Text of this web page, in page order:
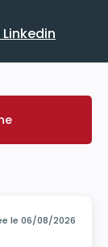
avec votre
recherche
le 06/08/2026